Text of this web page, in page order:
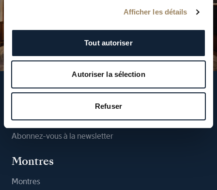
Afficher les détails
Tout autoriser
Autoriser la sélection
Refuser
Suivez-nous
Abonnez-vous à la newsletter
Montres
Montres